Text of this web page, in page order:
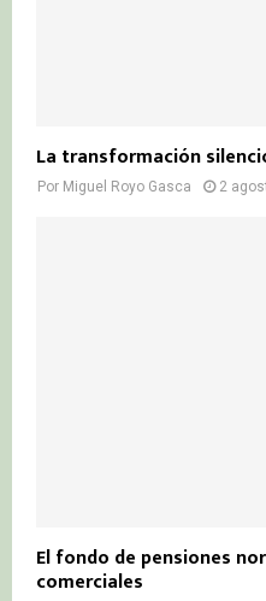
La transformación
Por Miguel Royo Gasca 2
El fondo de pensiones
comerciales